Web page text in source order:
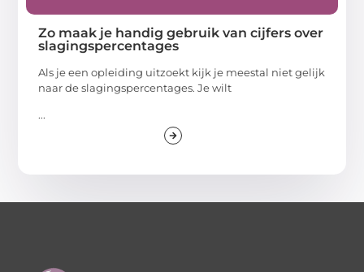
Zo maak je handig gebruik van cijfers over
slagingspercentages
Als je een opleiding uitzoekt kijk je meestal niet gelijk
naar de slagingspercentages. Je wilt
...